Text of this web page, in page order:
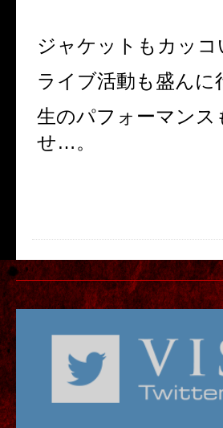
ジャケットもカッコ
ライブ活動も盛ん
生のパフォーマン
せ…。